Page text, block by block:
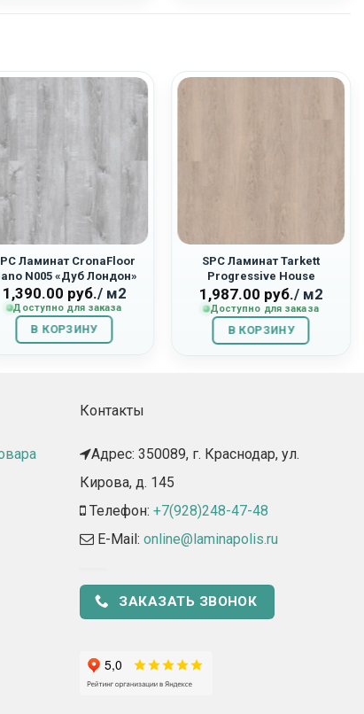
Ламинат CronaFloor
N005 «Дуб Лондон»
1,390.00 руб./ м2
Доступно для заказа
В КОРЗИНУ
SPC Ламинат Tarkett
Progressive House
277007026 «Michael»
1,987.00 руб./ м2
Доступно для заказа
В КОРЗИНУ
Контакты
Адрес: 350089, г. Краснодар, ул.
Кирова, д. 145​
Телефон: +7(928)248-47-48
E-Mail: online@laminapolis.ru
ЗАКАЗАТЬ ЗВОНОК